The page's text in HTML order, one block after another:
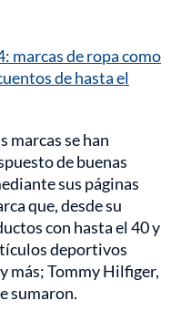
marcas de ropa como
de hasta el
marcas se han
de buenas
sus páginas
que, desde su
con hasta el 40 y
deportivos
más; Tommy Hilfiger,
sumaron.